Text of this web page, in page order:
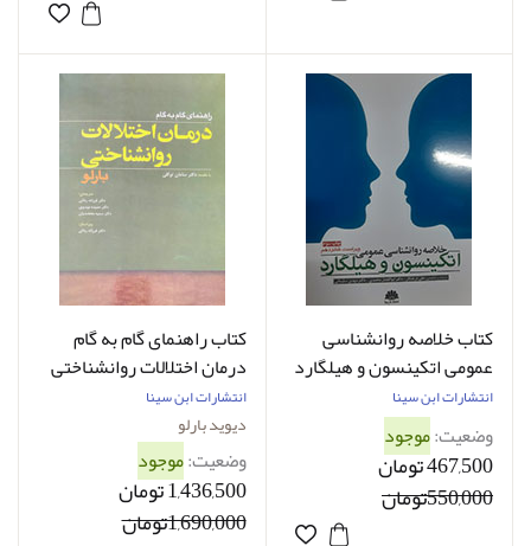
کتاب خلاصه روانشناسی
عمومی اتکینسون و هیلگارد
ترجمه علی درختکار
انتشارات ابن سینا
وضعیت:موجود
467,500 تومان
550,000تومان
کتاب راهنمای گام به گام
درمان اختلالات روانشناختی
بارلو ترجمه فرزانه ردائی و
دیگران
انتشارات ابن سینا
دیوید بارلو
وضعیت:موجود
1,436,500 تومان
1,690,000تومان